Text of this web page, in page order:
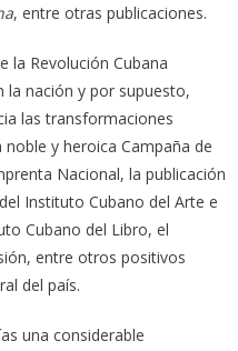
, entre otras publicaciones.
la Revolución Cubana
la nación y por supuesto,
las transformaciones
y heroica Campaña de
Nacional, la publicación
Instituto Cubano del Arte e
Cubano del Libro, el
entre otros positivos
del país.
una considerable